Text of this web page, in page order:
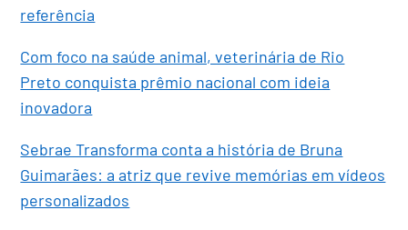
referência
Com foco na saúde animal, veterinária de Rio
Preto conquista prêmio nacional com ideia
inovadora
Sebrae Transforma conta a história de Bruna
Guimarães: a atriz que revive memórias em vídeos
personalizados